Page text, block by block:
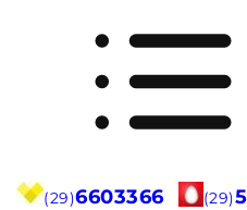
(29)6603366 (29)